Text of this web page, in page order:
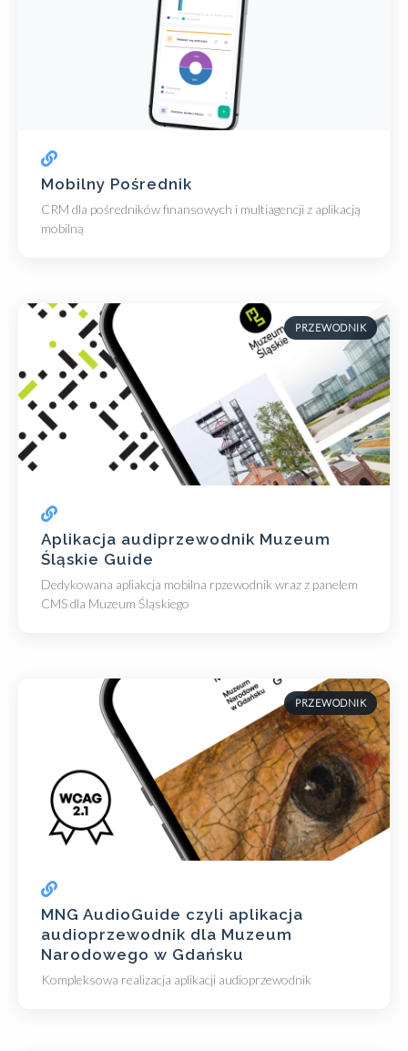
Mobilny Pośrednik
CRM dla pośredników finansowych i multiagencji z aplikacją
mobilną
PRZEWODNIK
Aplikacja audiprzewodnik Muzeum
Śląskie Guide
Dedykowana apliakcja mobilna rpzewodnik wraz z panelem
CMS dla Muzeum Śląskiego
PRZEWODNIK
MNG AudioGuide czyli aplikacja
audioprzewodnik dla Muzeum
Narodowego w Gdańsku
Kompleksowa realizacja aplikacji audioprzewodnik